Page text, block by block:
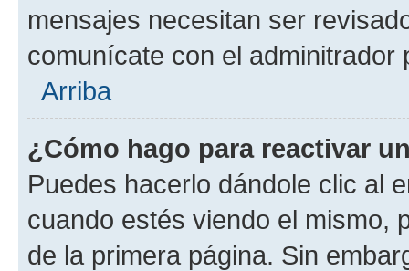
mensajes necesitan ser
comunícate con el
Arriba
¿Cómo hago para reactivar
Puedes hacerlo dándole clic al
cuando estés viendo el mismo,
de la primera página. Sin